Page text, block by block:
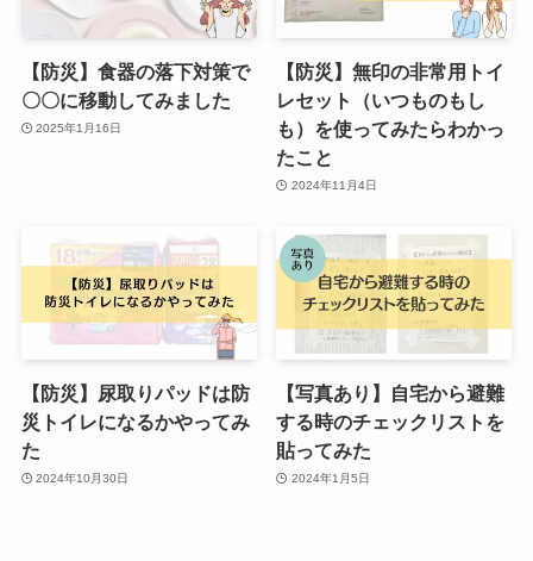
【防災】食器の落下対策で
〇〇に移動してみました
2025年1月16日
【防災】無印の非常用トイ
レセット（いつものもし
も）を使ってみたらわかっ
たこと
2024年11月4日
【防災】尿取りパッドは防
災トイレになるかやってみ
た
2024年10月30日
【写真あり】自宅から避難
する時のチェックリストを
貼ってみた
2024年1月5日